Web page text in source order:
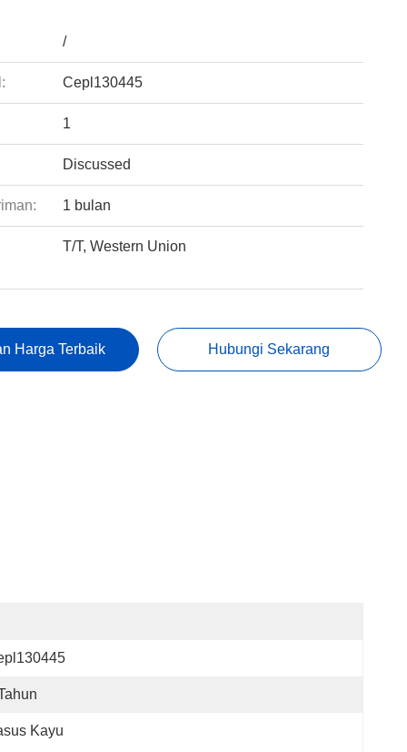
/
Cepl130445
1
Discussed
1 bulan
T/T, Western Union
Harga Terbaik Hubungi Sekarang
Kayu